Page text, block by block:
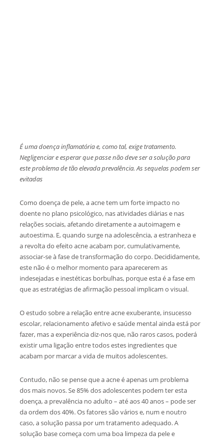
É uma doença inflamatória e, como tal, exige tratamento.
Negligenciar e esperar que passe não deve ser a solução para
este problema de tão elevada prevalência. As sequelas podem ser
evitadas
Como doença de pele, a acne tem um forte impacto no
doente no plano psicológico, nas atividades diárias e nas
relações sociais, afetando diretamente a autoimagem e
autoestima. E, quando surge na adolescência, a estranheza e
a revolta do efeito acne acabam por, cumulativamente,
associar-se à fase de transformação do corpo. Decididamente,
este não é o melhor momento para aparecerem as
indesejadas e inestéticas borbulhas, porque esta é a fase em
que as estratégias de afirmação pessoal implicam o visual.
O estudo sobre a relação entre acne exuberante, insucesso
escolar, relacionamento afetivo e saúde mental ainda está por
fazer, mas a experiência diz-nos que, não raros casos, poderá
existir uma ligação entre todos estes ingredientes que
acabam por marcar a vida de muitos adolescentes.
Contudo, não se pense que a acne é apenas um problema
dos mais novos. Se 85% dos adolescentes podem ter esta
doença, a prevalência no adulto – até aos 40 anos – pode ser
da ordem dos 40%. Os fatores são vários e, num e noutro
caso, a solução passa por um tratamento adequado. A
solução base começa com uma boa limpeza da pele e